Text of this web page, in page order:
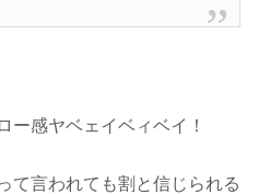
ー感ヤベェイベィベイ！
て言われても割と信じられる